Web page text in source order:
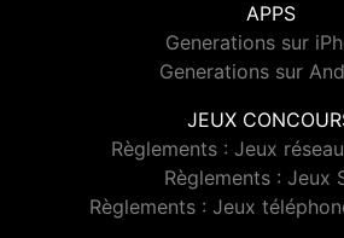
APPS
Generations sur
Generations sur
JEUX
Règlements : Jeux
Règlements : Jeux
Règlements : Jeux